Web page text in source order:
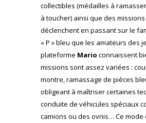
collectibles (médailles à
à toucher) ainsi que des
déclenchent en passant sur le
« P » bleu que les amateurs des
plateforme Mario connaissent
missions sont assez variées :
montre, ramassage de pièces
obligeant à maîtriser certaines
conduite de véhicules spéciaux
camions ou des ovnis… Ce mode